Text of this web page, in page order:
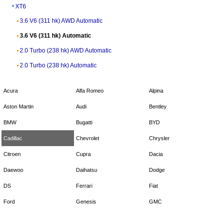
XT6
3.6 V6 (311 hk) AWD Automatic
3.6 V6 (311 hk) Automatic
2.0 Turbo (238 hk) AWD Automatic
2.0 Turbo (238 hk) Automatic
Acura Alfa Romeo Alpina
Aston Martin Audi Bentley
BMW Bugatti BYD
Cadillac Chevrolet Chrysler
Citroen Cupra Dacia
Daewoo Daihatsu Dodge
DS Ferrari Fiat
Ford Genesis GMC